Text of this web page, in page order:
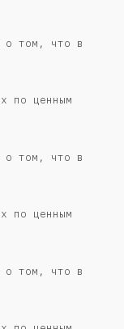
о том, что в
по ценным
о том, что в
по ценным
о том, что в